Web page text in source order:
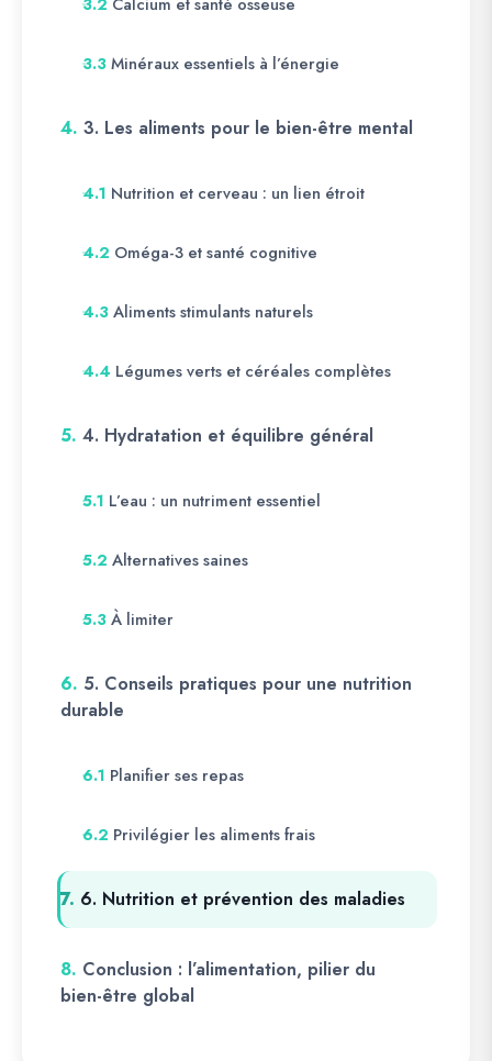
3.2
3.3 Minéraux essentiels à l’énergie
4. 3. Les aliments pour le bien-être mental
4.1 Nutrition et cerveau : un lien étroit
4.2 Oméga-3 et santé cognitive
4.3 Aliments stimulants naturels
4.4 Légumes verts et céréales complètes
5. 4. Hydratation et équilibre général
5.1 L’eau : un nutriment essentiel
5.2 Alternatives saines
5.3 À limiter
6. 5. Conseils pratiques pour une nutrition
durable
6.1 Planifier ses repas
6.2 Privilégier les aliments frais
7. 6. Nutrition et prévention des maladies
8. Conclusion : l’alimentation, pilier du
bien-être global